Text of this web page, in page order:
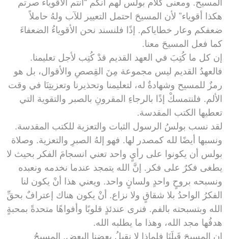
هكذا أقوياء” لأن المسيحَ احتمل التعيير للآب ولهُ حاملاً
ضعفكم وعار خطاياكم. إذًا فلنسند نحن الأقوياءُ الضعفاءَ
كما فعل المسيحَ معنا.
إن كل ما كُتِبَ في العهد القديم قدْ كُتِب لأجل تعليمنا.
فالعهدُ القديم ليس مجموعة مِنَ القِصصِ والأقوال، بل هو
رمزٌ للمسيح وشهادةٌ له، لتعليمنا وتحذيرنا وتعزيتِنَا في وقت
الألم. فلنتمسكْ إذًا بالرجاءِ المقرونِ بالصبر والتقوية التي
تعطيها الكتب المقدسة.
لقد نسب بولسُ الرسول الثبات والتعزية للكتب المقدسة.
ونسبها أيضًا لله كمصدر لها. فهو إلهُ الصبرِ والتعزية. وصلاة
بولس أن يكونوا على رأيٍ واحد تعني انسجامَ الفكر بحيث لا
يطغى فكرٌ على فكر. إنَّ الله يتمجد عندما نخدمه ونعبده
ونسبحه بروحٍ واحدٍ ولسانٍ واحد. ويعني هذا أنْ يكون لنا
الفكرُ الواحدُ بلا شقاقٍ ولا نزاع. أنْ يكون هناك إعترافٌ بحقِّ
الله وبتسبحته بالفم. فنرى عندئذٍ قلوبًا وأفواهًا متحدةً بمحبةٍ
هدفُها مجد الله، وهذا ما يطلبه الله.
إن المسيحَ قَبِلَنَا فلماذا لا نقبلُ بعضنا البعض. المسيحُ